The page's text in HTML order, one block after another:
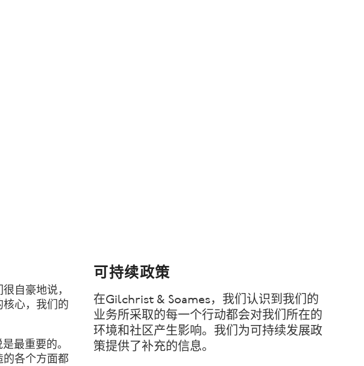
自豪地说，
心，我们的
最重要的。
各个方面都
可持续政策
在Gilchrist & Soames，我们认识到我们的
业务所采取的每一个行动都会对我们所在的
环境和社区产生影响。我们为可持续发展政
策提供了补充的信息。